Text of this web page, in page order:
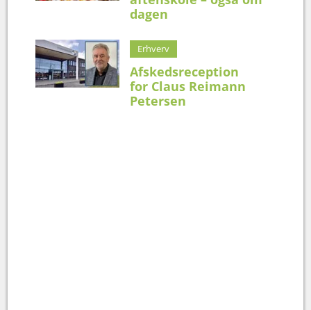
dagen
Erhverv
Afskedsreception
for Claus Reimann
Petersen